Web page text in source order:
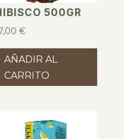
500GR
€
AÑADIR AL
CARRITO